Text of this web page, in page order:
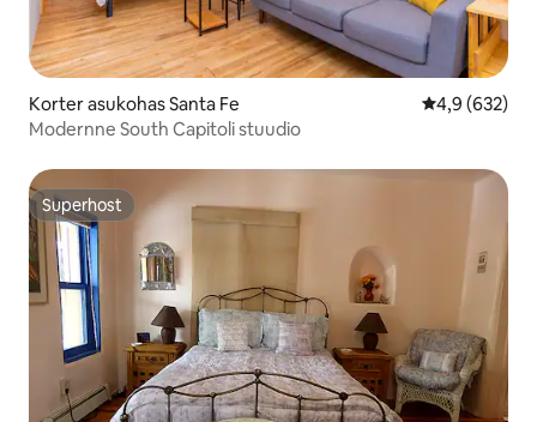
Korter asukohas Santa Fe Keskmine
4,9 (632)
Modernne South Capitoli stuudio
Superhost
Superhost